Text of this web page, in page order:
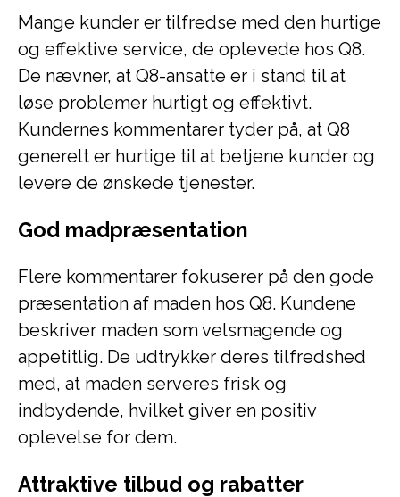
Mange kunder er tilfredse med den hurtige
og effektive service, de oplevede hos Q8.
De nævner, at Q8-ansatte er i stand til at
løse problemer hurtigt og effektivt.
Kundernes kommentarer tyder på, at Q8
generelt er hurtige til at betjene kunder og
levere de ønskede tjenester.
God madpræsentation
Flere kommentarer fokuserer på den gode
præsentation af maden hos Q8. Kundene
beskriver maden som velsmagende og
appetitlig. De udtrykker deres tilfredshed
med, at maden serveres frisk og
indbydende, hvilket giver en positiv
oplevelse for dem.
Attraktive tilbud og rabatter